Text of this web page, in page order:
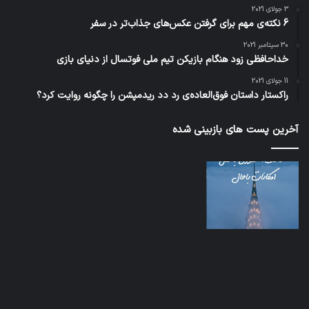
3 جولای 2021
6 نکته‌ی مهم برای گرفتن عکس‌های جذاب‌تر در سفر
30 سپتامبر 2021
خداحافظی زود هنگام بازیکن تیم ملی فوتسال از دنیای بازی
11 جولای 2021
راکستار داستان فوق‌العاده‌ی رد دد ریدمپشن را چگونه روایت کرد؟
آخرین پست های بازبینی شده